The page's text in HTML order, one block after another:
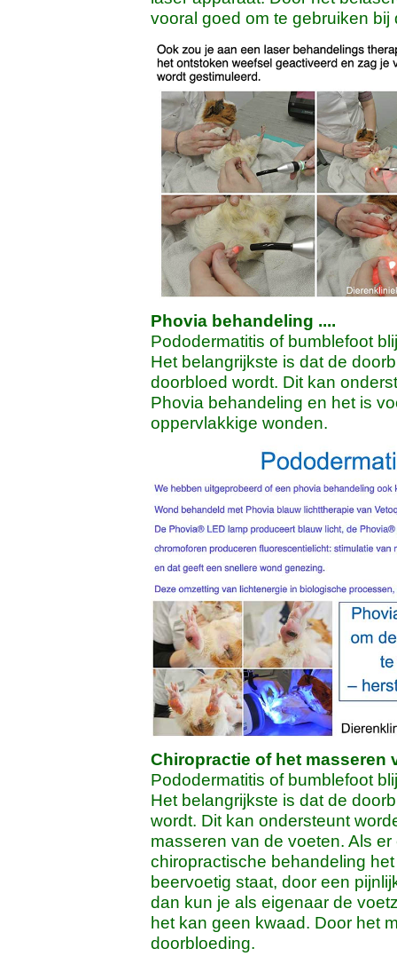
vooral goed om te gebruiken bij
Phovia behandeling ....
Pododermatitis of bumblefoot
Het belangrijkste is dat de
doorbloed wordt. Dit kan
Phovia behandeling en het is
oppervlakkige wonden.
Chiropractie of het masseren
Pododermatitis of bumblefoot
Het belangrijkste is dat de
wordt. Dit kan ondersteunt
masseren van de voeten. Als
chiropractische behandeling
beervoetig staat, door een
dan kun je als eigenaar de
het kan geen kwaad. Door het
doorbloeding.